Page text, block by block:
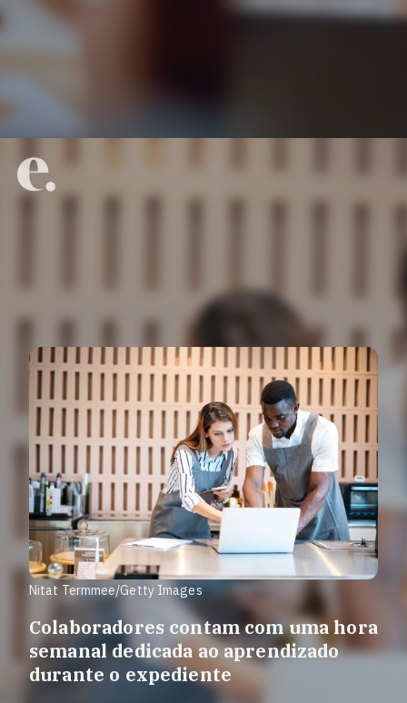
Nitat Termmee/Getty Images
Colaboradores contam com uma hora
semanal dedicada ao aprendizado
durante o expediente